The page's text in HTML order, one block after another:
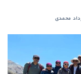
محمدی